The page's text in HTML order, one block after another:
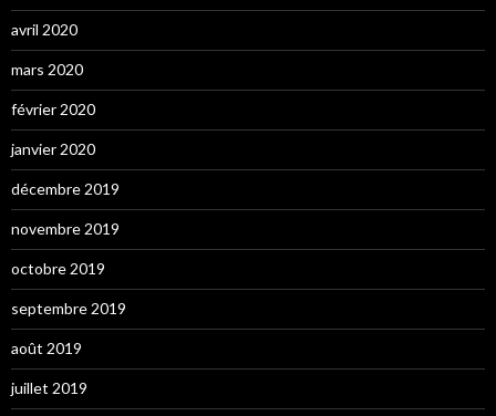
avril 2020
mars 2020
février 2020
janvier 2020
décembre 2019
novembre 2019
octobre 2019
septembre 2019
août 2019
juillet 2019